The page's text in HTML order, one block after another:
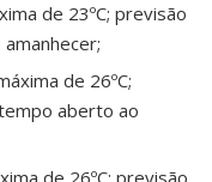
de 23ºC; previsão
de 26ºC;
aberto ao